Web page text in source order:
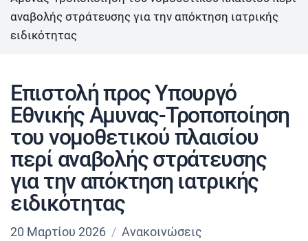
αναβολής στράτευσης για την απόκτηση ιατρικής
ειδικότητας
Επιστολή προς Υπουργό
Εθνικής Αμυνας-Τροποποίηση
του νομοθετικού πλαισίου
περί αναβολής στράτευσης
για την απόκτηση ιατρικής
ειδικότητας
20 Μαρτίου 2026 Ανακοινώσεις